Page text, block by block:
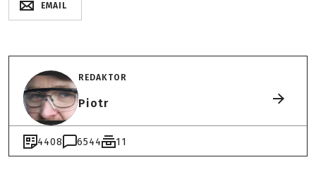
EMAIL
REDAKTOR
Piotr
4408 6544 11